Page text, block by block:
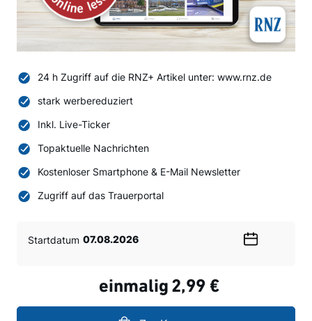
24 h Zugriff auf die RNZ+ Artikel unter: www.rnz.de
stark werbereduziert
Inkl. Live-Ticker
Topaktuelle Nachrichten
Kostenloser Smartphone & E-Mail Newsletter
Zugriff auf das Trauerportal
Startdatum
einmalig 2,99 €